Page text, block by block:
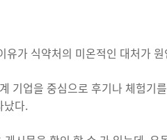
가 식약처의 미온적인 대처가
기업을 중심으로 후기나 체험기
났다.